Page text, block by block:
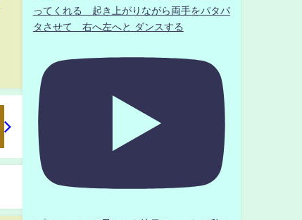
ってくれる 起き上がりながら両手をパタパ
タさせて 右へ左へと ダンスする